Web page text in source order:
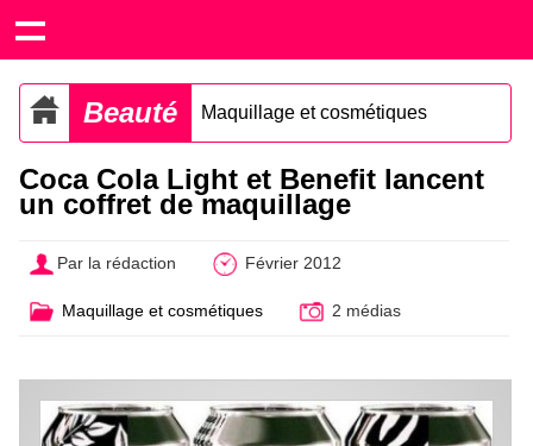
Beauté Maquillage et cosmétiques
Coca Cola Light et Benefit lancent
un coffret de maquillage
Par la rédaction Février 2012
Maquillage et cosmétiques 2 médias